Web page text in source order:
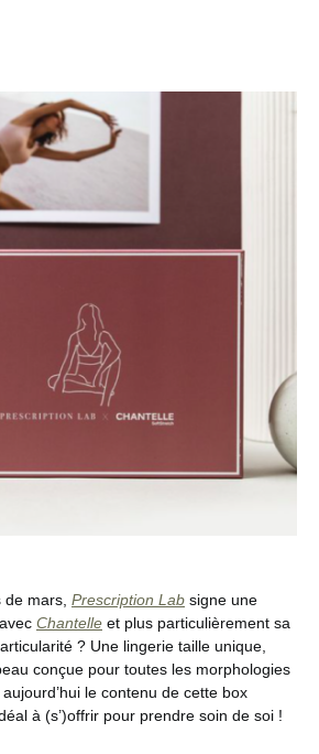
mars, Prescription Lab signe une
Chantelle et plus particulièrement sa
? Une lingerie taille unique,
conçue pour toutes les morphologies
le contenu de cette box
à (s’)offrir pour prendre soin de soi !